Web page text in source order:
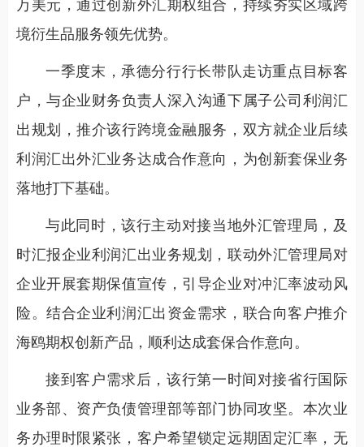
万美元，通过创新外汇期权组合，持续夯实区域跨
境衍生品服务领先优势。
一季度末，承德分行行长带队走访重点目标客
户，与企业财务负责人深入沟通下属子公司利润汇
出规划，推介该行跨境金融服务，双方就企业后续
利润汇出外汇业务达成合作意向，为创新套保业务
落地打下基础。
与此同时，该行主动对接当地外汇管理局，及
时汇报企业利润汇出业务规划，联动外汇管理局对
企业开展套期保值宣传，引导企业对冲汇率波动风
险。结合企业利润汇出资金需求，联合向客户推介
海鸥期权创新产品，顺利达成套保合作意向。
接到客户需求后，该行第一时间对接省行国际
业务部、资产负债管理部等部门协同攻坚。本次业
务办理时限紧张，客户希望锁定远期固定汇率，无